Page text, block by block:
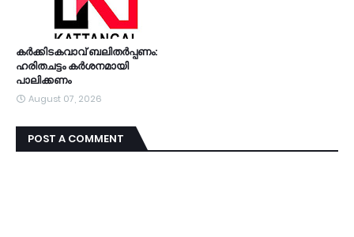
കര്‍ക്കിടകവാവ് ബലിതര്‍പ്പണം:
ഹരിതചട്ടം കര്‍ശനമായി
പാലിക്കണം
August 07, 2026
POST A COMMENT